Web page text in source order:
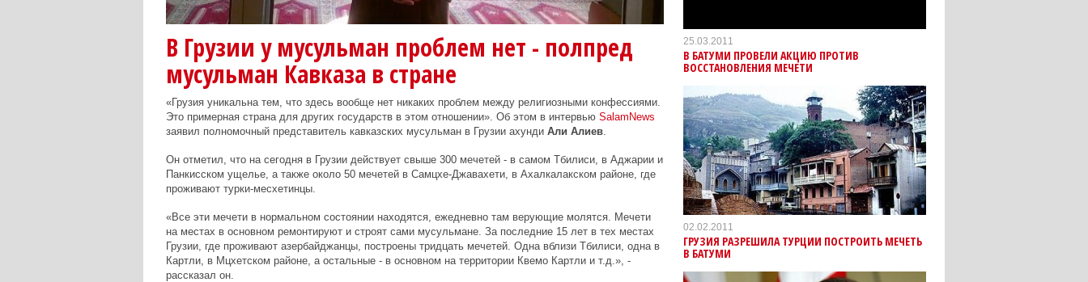
В Грузии у мусульман проблем нет - полпред
мусульман Кавказа в стране
«Грузия уникальна тем, что здесь вообще нет никаких проблем между религиозными конфессиями.
Это примерная страна для других государств в этом отношении». Об этом в интервью SalamNews
заявил полномочный представитель кавказских мусульман в Грузии ахунди Али Алиев.
Он отметил, что на сегодня в Грузии действует свыше 300 мечетей - в самом Тбилиси, в Аджарии и
Панкисском ущелье, а также около 50 мечетей в Самцхе-Джавахети, в Ахалкалакском районе, где
проживают турки-месхетинцы.
«Все эти мечети в нормальном состоянии находятся, ежедневно там верующие молятся. Мечети
на местах в основном ремонтируют и строят сами мусульмане. За последние 15 лет в тех местах
Грузии, где проживают азербайджанцы, построены тридцать мечетей. Одна вблизи Тбилиси, одна в
Картли, в Мцхетском районе, а остальные - в основном на территории Квемо Картли и т.д.», -
рассказал он.
25.03.2011
В БАТУМИ ПРОВЕЛИ АКЦИЮ ПРОТИВ
ВОССТАНОВЛЕНИЯ МЕЧЕТИ
02.02.2011
ГРУЗИЯ РАЗРЕШИЛА ТУРЦИИ ПОСТРОИТЬ МЕЧЕТЬ
В БАТУМИ